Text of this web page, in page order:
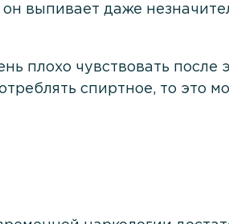
выпивает даже
плохо чувствовать после
спиртное, то это